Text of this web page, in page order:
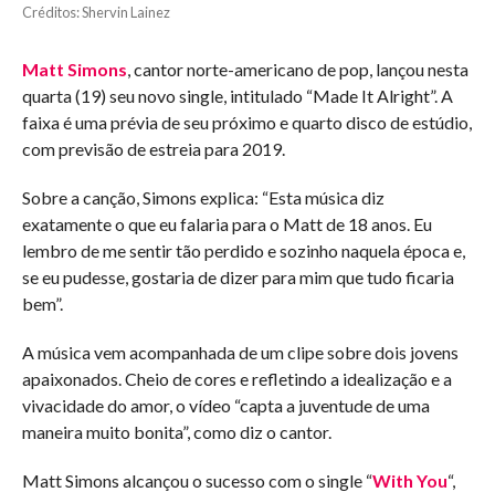
Créditos: Shervin Lainez
Matt Simons , cantor norte-americano de pop, lançou nesta
quarta (19) seu novo single, intitulado “Made It Alright”. A
faixa é uma prévia de seu próximo e quarto disco de estúdio,
com previsão de estreia para 2019.
Sobre a canção, Simons explica: “Esta música diz
exatamente o que eu falaria para o Matt de 18 anos. Eu
lembro de me sentir tão perdido e sozinho naquela época e,
se eu pudesse, gostaria de dizer para mim que tudo ficaria
bem”.
A música vem acompanhada de um clipe sobre dois jovens
apaixonados. Cheio de cores e refletindo a idealização e a
vivacidade do amor, o vídeo “capta a juventude de uma
maneira muito bonita”, como diz o cantor.
Matt Simons alcançou o sucesso com o single “With You“,